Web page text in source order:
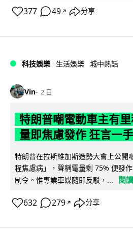
377 49 ↗ 分享
科技娛樂 生活娛樂 城中熱話
Vin 2 日
特朗普嘲電動車主有
量即焦慮發作 狂言一
特朗普在拉斯維加斯造勢大會上公開
程焦慮病」，聲稱電量剩 75% 便發
制令。惟專業車媒隨即反駁，...
閱
632 279 ↗ 分享